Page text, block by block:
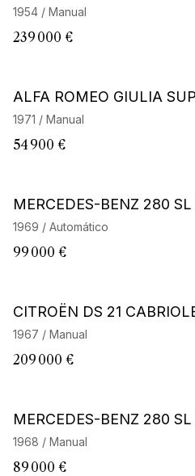
ER
1954 / Manual
239 000 €
ALFA
1971 / Manual
54 900 €
MERCEDES-BENZ 280 SL
1969 / Automático
99 000 €
Barnes Exclusive
CITROËN DS 21
1967 / Manual
209 000 €
MERCEDES-BENZ 280 SL
1968 / Manual
89 000 €